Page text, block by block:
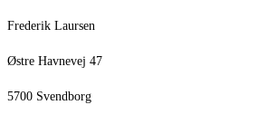
Frederik Laursen
Østre Havnevej 47
5700 Svendborg